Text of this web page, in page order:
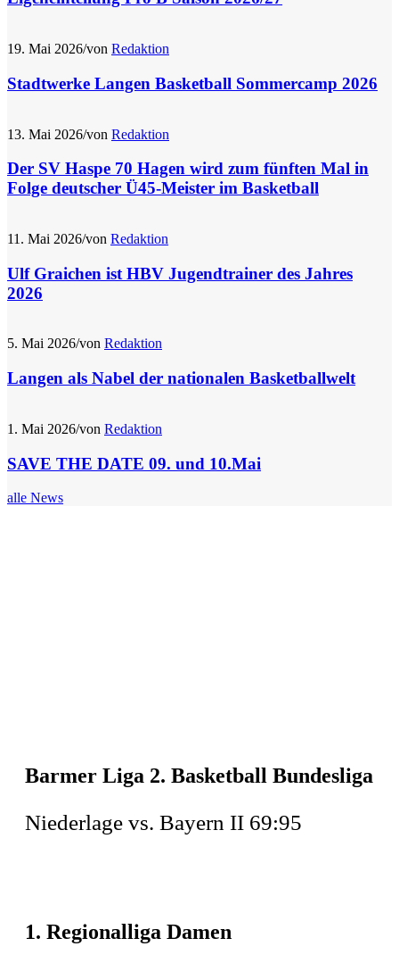
19. Mai 2026/von Redaktion
Stadtwerke Langen Basketball Sommercamp 2026
13. Mai 2026/von Redaktion
Der SV Haspe 70 Hagen wird zum fünften Mal in
Folge deutscher Ü45-Meister im Basketball
11. Mai 2026/von Redaktion
Ulf Graichen ist HBV Jugendtrainer des Jahres
2026
5. Mai 2026/von Redaktion
Langen als Nabel der nationalen Basketballwelt
1. Mai 2026/von Redaktion
SAVE THE DATE 09. und 10.Mai
alle News
Barmer Liga 2. Basketball Bundesliga
Niederlage vs. Bayern II 69:95
1. Regionalliga Damen